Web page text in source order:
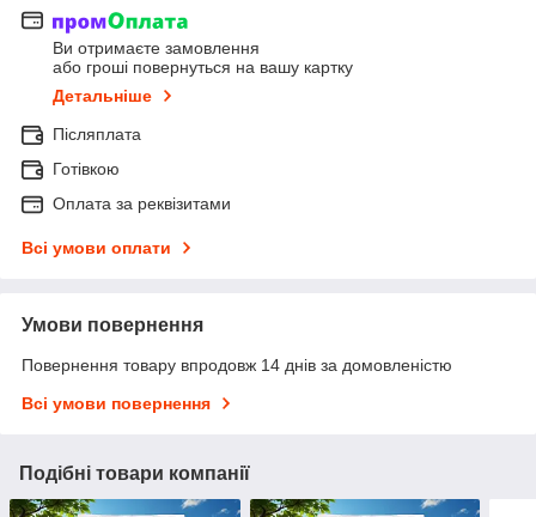
Ви отримаєте замовлення
або гроші повернуться на вашу картку
Детальніше
Післяплата
Готівкою
Оплата за реквізитами
Всі умови оплати
Умови повернення
Повернення товару впродовж 14 днів за домовленістю
Всі умови повернення
Подібні товари компанії